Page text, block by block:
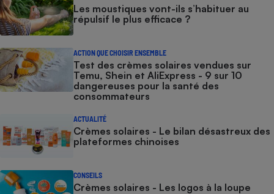
Les moustiques vont-ils s’habituer au
répulsif le plus efficace ?
ACTION QUE CHOISIR ENSEMBLE
Test des crèmes solaires vendues sur
Temu, Shein et AliExpress - 9 sur 10
dangereuses pour la santé des
consommateurs
ACTUALITÉ
Crèmes solaires - Le bilan désastreux des
plateformes chinoises
CONSEILS
Crèmes solaires - Les logos à la loupe